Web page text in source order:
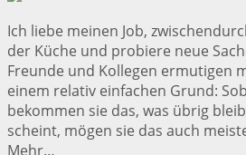
Ich liebe meinen Job,
der Küche und probiere neue
Freunde und Kollegen ermutigen
einem relativ einfachen Grund:
bekommen sie das, was übrig
scheint, mögen sie das auch
Mehr…